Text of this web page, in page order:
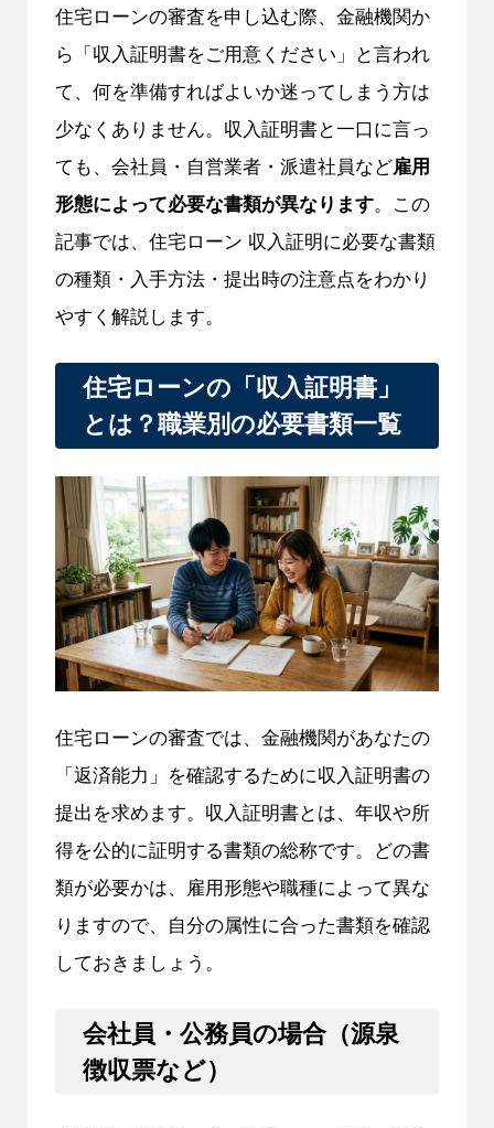
住宅ローンの審査を申し込む際、金融機関か
ら「収入証明書をご用意ください」と言われ
て、何を準備すればよいか迷ってしまう方は
少なくありません。収入証明書と一口に言っ
ても、会社員・自営業者・派遣社員など雇用
形態によって必要な書類が異なります。この
記事では、住宅ローン 収入証明に必要な書類
の種類・入手方法・提出時の注意点をわかり
やすく解説します。
住宅ローンの「収入証明書」
とは？職業別の必要書類一覧
住宅ローンの審査では、金融機関があなたの
「返済能力」を確認するために収入証明書の
提出を求めます。収入証明書とは、年収や所
得を公的に証明する書類の総称です。どの書
類が必要かは、雇用形態や職種によって異な
りますので、自分の属性に合った書類を確認
しておきましょう。
会社員・公務員の場合（源泉
徴収票など）